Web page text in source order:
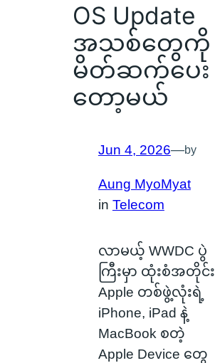
OS Update
အသစ်တွေကို
မိတ်ဆက်ပေး
တော့မယ်
Jun 4, 2026—by
Aung MyoMyat
in Telecom
လာမယ့် WWDC ပွဲ
ကြီးမှာ ထုံးစံအတိုင်း
Apple တစ်ဖွဲ့လုံးရဲ့
iPhone, iPad နဲ့
MacBook စတဲ့
Apple Device တွေ